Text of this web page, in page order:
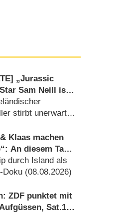
„Jurassic
Sam Neill ist
stirbt unerwartet
Klaas machen
An diesem Tag
neue Sendung
Duos
durch Island als
Doku (08.08.2026)
ZDF punktet mit
Sat.1